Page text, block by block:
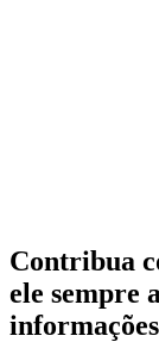
Contribua
ele sempre
informações